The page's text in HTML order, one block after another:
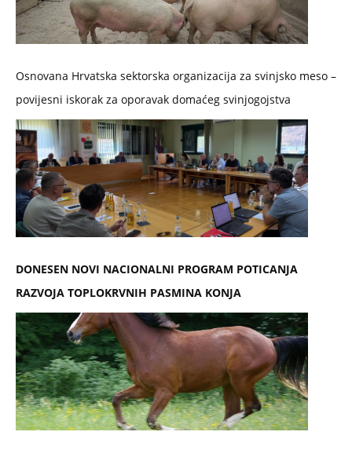
Osnovana Hrvatska sektorska organizacija za svinjsko meso –
povijesni iskorak za oporavak domaćeg svinjogojstva
DONESEN NOVI NACIONALNI PROGRAM POTICANJA
RAZVOJA TOPLOKRVNIH PASMINA KONJA